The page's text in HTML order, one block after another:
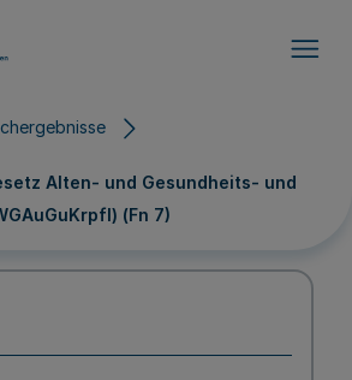
Alten- und Gesundheits- und
(Fn 7)